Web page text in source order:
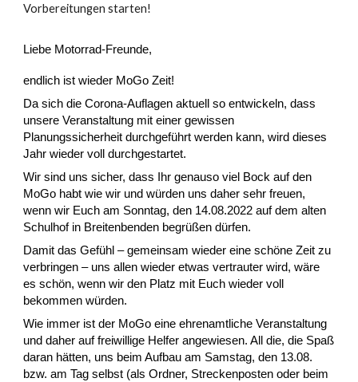
Vorbereitungen starten!
Liebe Motorrad-Freunde,
endlich ist wieder MoGo Zeit!
Da sich die Corona-Auflagen aktuell so entwickeln, dass
unsere Veranstaltung mit einer gewissen
Planungssicherheit durchgeführt werden kann, wird dieses
Jahr wieder voll durchgestartet.
Wir sind uns sicher, dass Ihr genauso viel Bock auf den
MoGo habt wie wir und würden uns daher sehr freuen,
wenn wir Euch am Sonntag, den 14.08.2022 auf dem alten
Schulhof in Breitenbenden begrüßen dürfen.
Damit das Gefühl – gemeinsam wieder eine schöne Zeit zu
verbringen – uns allen wieder etwas vertrauter wird, wäre
es schön, wenn wir den Platz mit Euch wieder voll
bekommen würden.
Wie immer ist der MoGo eine ehrenamtliche Veranstaltung
und daher auf freiwillige Helfer angewiesen. All die, die Spaß
daran hätten, uns beim Aufbau am Samstag, den 13.08.
bzw. am Tag selbst (als Ordner, Streckenposten oder beim